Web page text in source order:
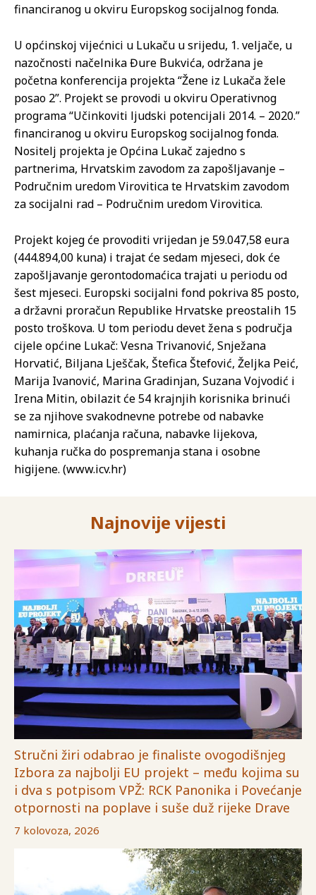
financiranog u okviru Europskog socijalnog fonda.
U općinskoj vijećnici u Lukaču u srijedu, 1. veljače, u
nazočnosti načelnika Đure Bukvića, održana je
početna konferencija projekta “Žene iz Lukača žele
posao 2”. Projekt se provodi u okviru Operativnog
programa “Učinkoviti ljudski potencijali 2014. – 2020.”
financiranog u okviru Europskog socijalnog fonda.
Nositelj projekta je Općina Lukač zajedno s
partnerima, Hrvatskim zavodom za zapošljavanje –
Područnim uredom Virovitica te Hrvatskim zavodom
za socijalni rad – Područnim uredom Virovitica.
Projekt kojeg će provoditi vrijedan je 59.047,58 eura
(444.894,00 kuna) i trajat će sedam mjeseci, dok će
zapošljavanje gerontodomaćica trajati u periodu od
šest mjeseci. Europski socijalni fond pokriva 85 posto,
a državni proračun Republike Hrvatske preostalih 15
posto troškova. U tom periodu devet žena s područja
cijele općine Lukač: Vesna Trivanović, Snježana
Horvatić, Biljana Lješčak, Štefica Štefović, Željka Peić,
Marija Ivanović, Marina Gradinjan, Suzana Vojvodić i
Irena Mitin, obilazit će 54 krajnjih korisnika brinući
se za njihove svakodnevne potrebe od nabavke
namirnica, plaćanja računa, nabavke lijekova,
kuhanja ručka do pospremanja stana i osobne
higijene. (www.icv.hr)
Najnovije vijesti
Stručni žiri odabrao je finaliste ovogodišnjeg
Izbora za najbolji EU projekt – među kojima su
i dva s potpisom VPŽ: RCK Panonika i Povećanje
otpornosti na poplave i suše duž rijeke Drave
7 kolovoza, 2026